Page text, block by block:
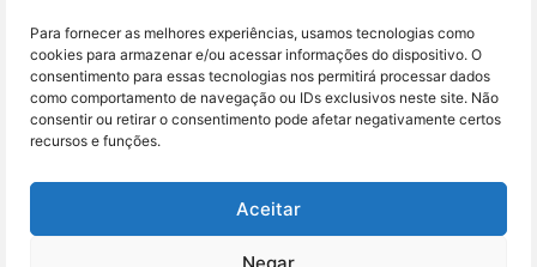
Para fornecer as melhores experiências, usamos tecnologias como
cookies para armazenar e/ou acessar informações do dispositivo. O
consentimento para essas tecnologias nos permitirá processar dados
como comportamento de navegação ou IDs exclusivos neste site. Não
consentir ou retirar o consentimento pode afetar negativamente certos
recursos e funções.
Aceitar
Negar
+55 (11) 3113-4040
abracam@abracam.com
Bela Vista - São Paulo, SP CEP 01310-300